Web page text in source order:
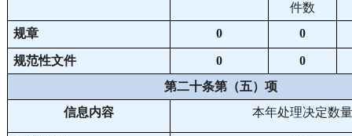
件数
规章 0 0
规范性文件 0
0
第二十条第（五）项
信息内容
本年处理决定数量